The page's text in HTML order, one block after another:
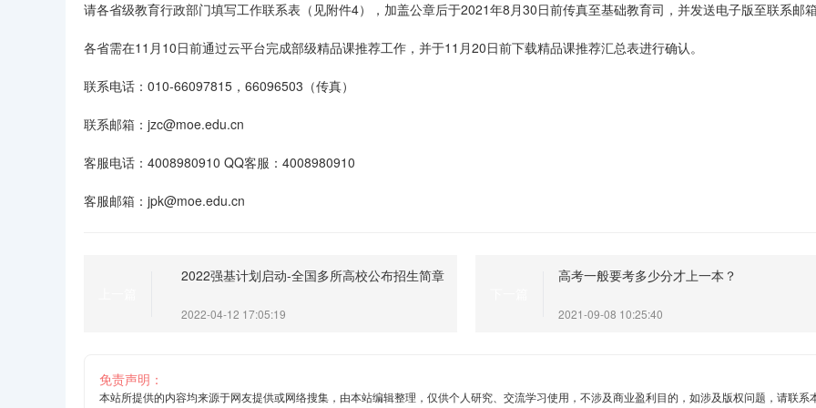
请各省级教育行政部门填写工作联系表（见附件4），加盖公章后于2021年8月30日前传真至基础教育司，并发送电子版至联系邮箱
各省需在11月10日前通过云平台完成部级精品课推荐工作，并于11月20日前下载精品课推荐汇总表进行确认。
联系电话：010-66097815，66096503（传真）
联系邮箱：jzc@moe.edu.cn
客服电话：4008980910 QQ客服：4008980910
客服邮箱：jpk@moe.edu.cn
2022强基计划启动-全国多所高校公布招生简章
2022-04-12 17:05:19
高考一般要考多少分才上一本？
2021-09-08 10:25:40
免责声明：
本站所提供的内容均来源于网友提供或网络搜集，由本站编辑整理，仅供个人研究、交流学习使用，不涉及商业盈利目的，如涉及版权问题，请联系